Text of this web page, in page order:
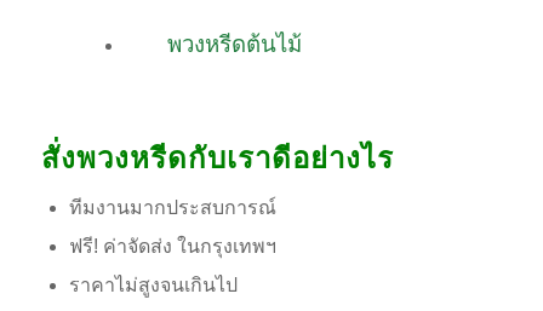
พวงหรีดต้นไม้
สั่งพวงหรีดกับเราดีอย่างไร
ทีมงานมากประสบการณ์
ฟรี! ค่าจัดส่ง ในกรุงเทพฯ
ราคาไม่สูงจนเกินไป